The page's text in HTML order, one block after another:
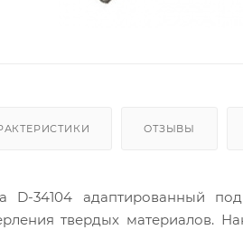
ОТЗЫВЫ
34104 адаптированный
твердых материалов.